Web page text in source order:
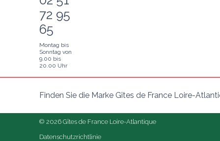
72 95
65
Montag bis
Sonntag von
9.00 bis
20.00 Uhr
Finden Sie die Marke Gîtes de France Loire-
© 2026 Gîtes de France Loire-Atlantique
Datenschutzrichtlinie